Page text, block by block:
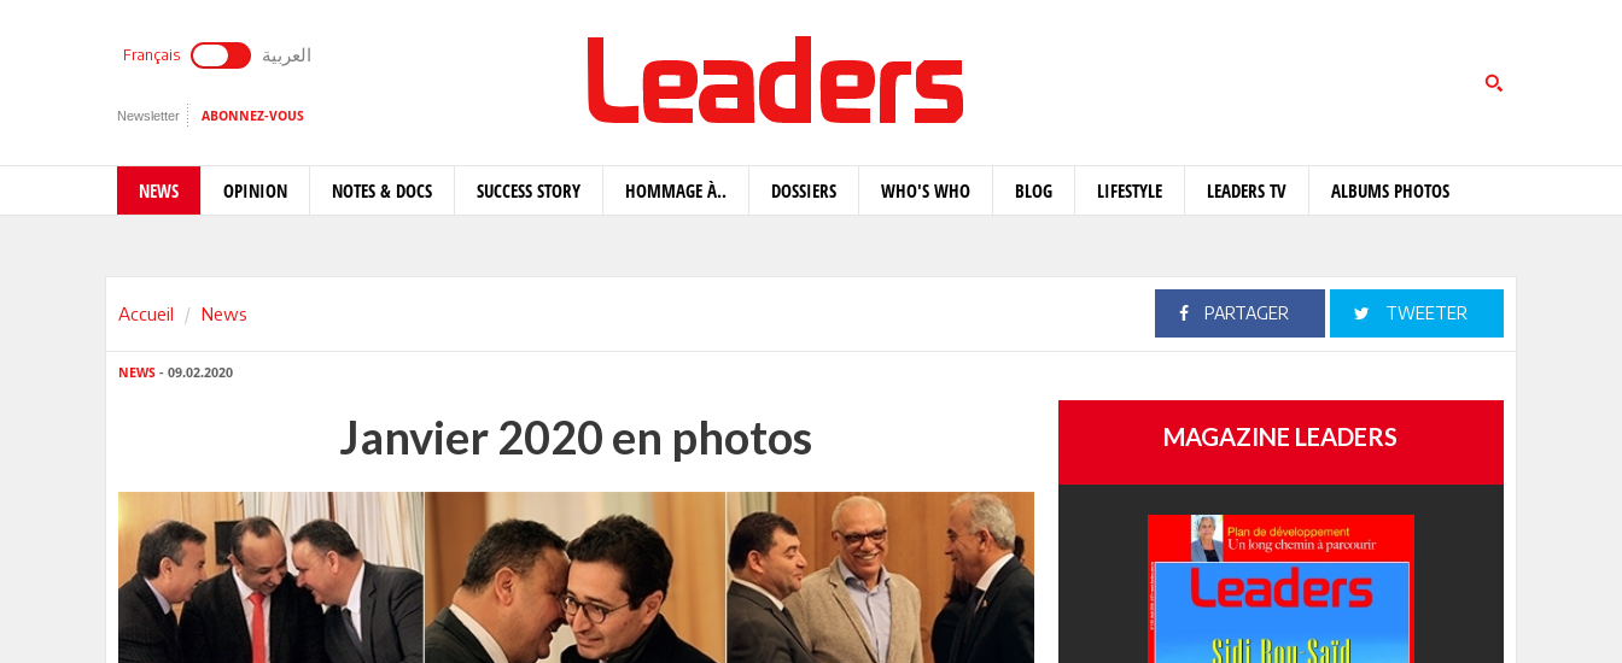
Français العربية
Newsletter ABONNEZ-VOUS
NEWS OPINION NOTES & DOCS SUCCESS STORY HOMMAGE À.. DOSSIERS WHO'S WHO BLOG LIFESTYLE LEADERS TV ALBUMS PHOTOS
Accueil News PARTAGER TWEETER
NEWS - 09.02.2020
Janvier 2020 en photos MAGAZINE LEADERS